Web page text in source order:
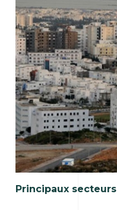
Principaux secteurs